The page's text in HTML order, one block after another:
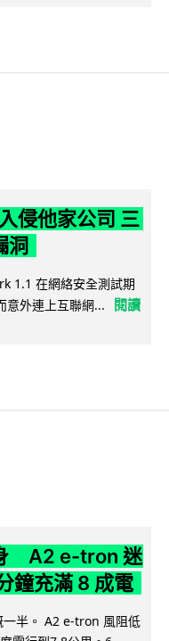
侵他家公司 三
洞
1.1 在網絡安全測試期
外連上互聯網...
閱讀
A2 e-tron 迷
鐘充滿 8 成電
半。 A2 e-tron 風阻低